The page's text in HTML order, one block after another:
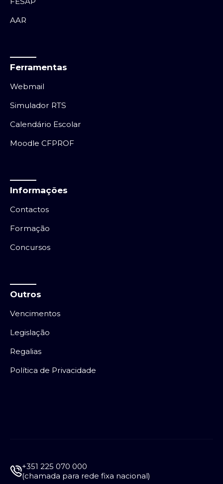
AAR
Ferramentas
Webmail
Simulador RTS
Calendário Escolar
Moodle CFPROF
Informações
Contactos
Formação
Concursos
Outros
Vencimentos
Legislação
Regalias
Política de Privacidade
+351 225 070 000
(chamada para rede fixa nacional)